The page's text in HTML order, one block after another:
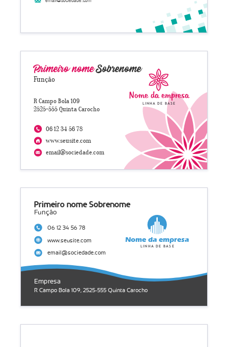
email@sociedade.com
06 12 34 56 78
www.seusite.com
Função
R Campo Bola 109
2525-555 Quinta Carocho
Primeiro nomeSobrenome
Nome da empresa
Linha de base
R Campo Bola 109, 2525-555 Quinta Carocho
Empresa
www.seusite.com
email@sociedade.com
06 12 34 56 78
Função
Nome da empresa
Linha de base
Primeiro nome Sobrenome